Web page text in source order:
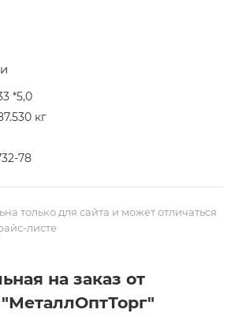
*5,0
кг
78
только для сайта и может отличаться
листе
на заказ от